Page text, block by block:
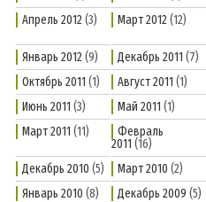
Апрель 2012(3) Март 2012(12)
Январь 2012(9) Декабрь 2011 (7)
Октябрь 2011 (1) Август 2011 (1)
Июнь 2011 (3) Май 2011 (1)
Март 2011 (11)
Февраль
2011 (16)
Декабрь 2010 (5) Март 2010 (2)
Январь 2010 (8) Декабрь 2009 (5)